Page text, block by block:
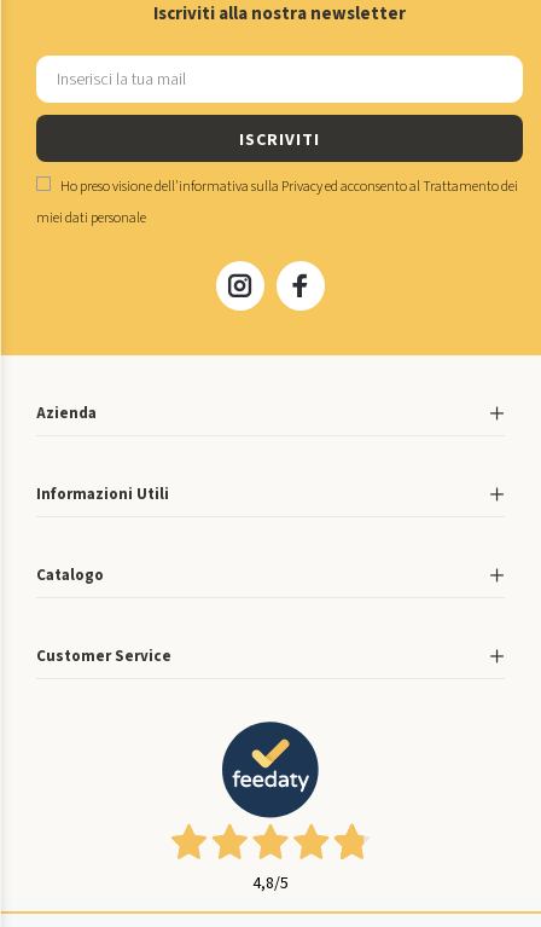
Iscriviti alla nostra newsletter
ISCRIVITI
Ho preso visione dell'informativa sulla Privacyed acconsento alTrattamento dei
miei dati personale
Azienda
Informazioni Utili
Catalogo
Customer Service
4,8/5